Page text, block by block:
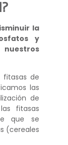
la
y
fitasas de
las
de
fitasas
que se
(cereales